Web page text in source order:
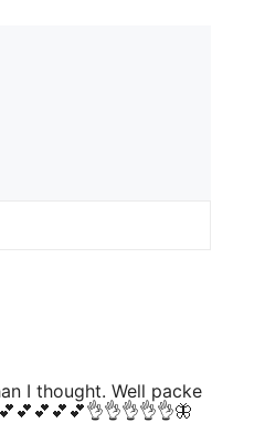
I thought. Well packe